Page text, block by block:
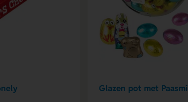
Glazen pot met